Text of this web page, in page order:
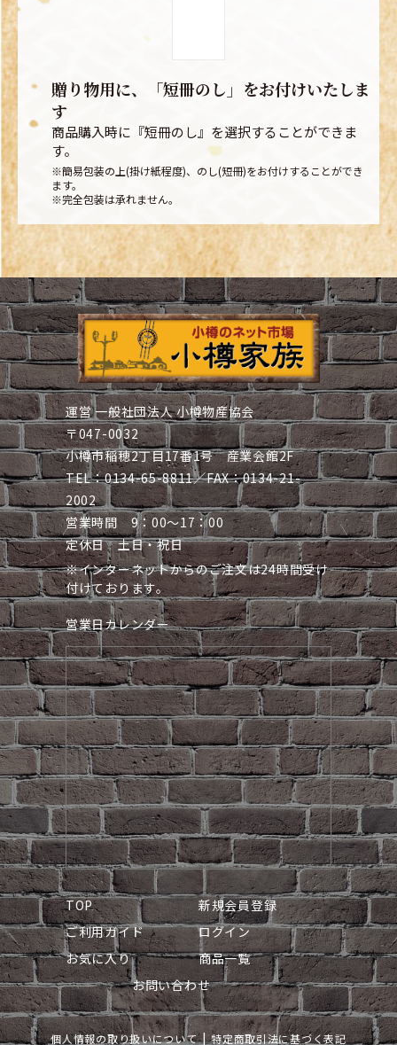
贈り物用に、「短冊のし」をお付けいたしま
す
商品購入時に『短冊のし』を選択することができま
す。
※簡易包装の上(掛け紙程度)、のし(短冊)をお付けすることができ
ます。
※完全包装は承れません。
運営 一般社団法人 小樽物産協会
〒047-0032
小樽市稲穂2丁目17番1号 産業会館2F
TEL：0134-65-8811／FAX：0134-21-
2002
営業時間 9：00～17：00
定休日 土日・祝日
※インターネットからのご注文は24時間受け
付けております。
営業日カレンダー
TOP
新規会員登録
ご利用ガイド
ログイン
お気に入り
商品一覧
お問い合わせ
個人情報の取り扱いについて 特定商取引法に基づく表記